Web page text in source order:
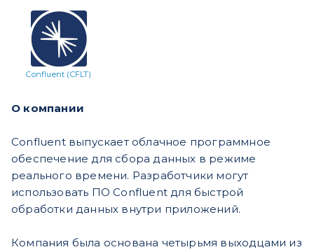
Confluent (CFLT)
О компании
Confluent выпускает облачное программное
обеспечение для сбора данных в режиме
реального времени. Разработчики могут
использовать ПО Confluent для быстрой
обработки данных внутри приложений.
Компания была основана четырьмя выходцами из